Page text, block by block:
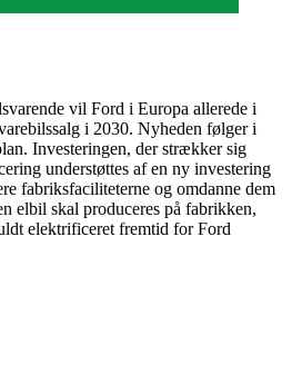
vil Ford i Europa allerede i
i 2030. Nyheden følger i
Investeringen, der strækker sig
understøttes af en ny investering
fabriksfaciliteterne og omdanne dem
elbil skal produceres på fabrikken,
elektrificeret fremtid for Ford